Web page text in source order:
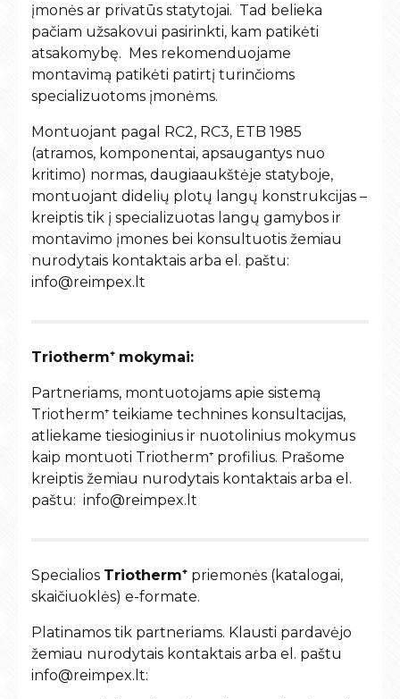
įmonės ar privatūs statytojai. Tad belieka
pačiam užsakovui pasirinkti, kam patikėti
atsakomybę. Mes rekomenduojame
montavimą patikėti patirtį turinčioms
specializuotoms įmonėms.
Montuojant pagal RC2, RC3, ETB 1985
(atramos, komponentai, apsaugantys nuo
kritimo) normas, daugiaaukštėje statyboje,
montuojant didelių plotų langų konstrukcijas –
kreiptis tik į specializuotas langų gamybos ir
montavimo įmones bei konsultuotis žemiau
nurodytais kontaktais arba el. paštu:
info@reimpex.lt
Triotherm⁺ mokymai:
Partneriams, montuotojams apie sistemą
Triotherm⁺ teikiame technines konsultacijas,
atliekame tiesioginius ir nuotolinius mokymus
kaip montuoti Triotherm⁺ profilius. Prašome
kreiptis žemiau nurodytais kontaktais arba el.
paštu: info@reimpex.lt
Specialios Triotherm⁺ priemonės (katalogai,
skaičiuoklės) e-formate.
Platinamos tik partneriams. Klausti pardavėjo
žemiau nurodytais kontaktais arba el. paštu
info@reimpex.lt: